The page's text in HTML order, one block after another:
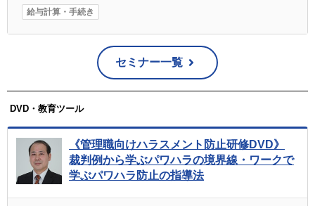
給与計算・手続き
セミナー一覧
DVD・教育ツール
《管理職向けハラスメント防止研修DVD》
裁判例から学ぶパワハラの境界線・ワークで
学ぶパワハラ防止の指導法